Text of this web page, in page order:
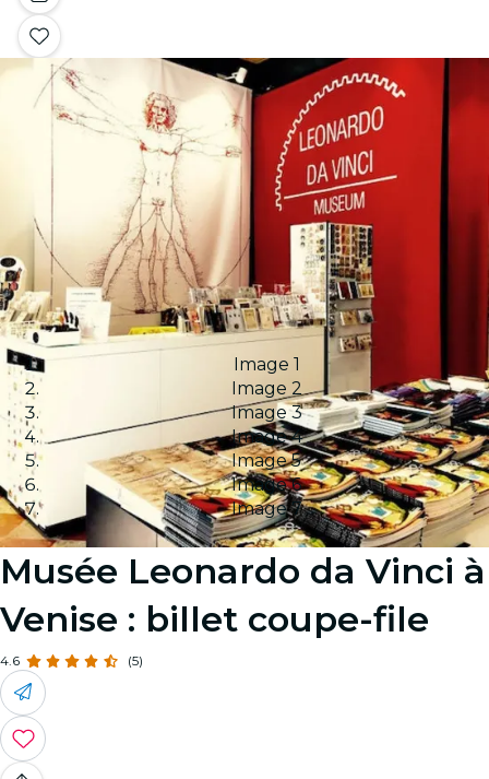
Image 1
Image 2
Image 3
Image 4
Image 5
Image 6
Image 7
Musée Leonardo da Vinci à
Venise : billet coupe-file
4.6 (5)